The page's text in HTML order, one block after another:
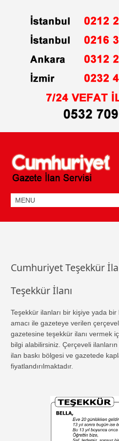
Cumhuriyet Teşekkür
Teşekkür İlanı
Teşekkür ilanları bir kişiye yada
amacı ile gazeteye verilen
gazetesine teşekkür ilanı vermek
bilgi alabilirsiniz. Çerçeveli ilanların
ilan baskı bölgesi ve gazetede
fiyatlandırılmaktadır.